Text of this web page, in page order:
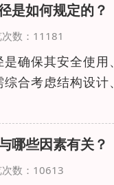
是如何规定的？
数：11181
确保其安全使
合考虑结构设
哪些因素有关？
数：10613